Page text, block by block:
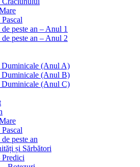
peste an – Anul 1
peste an – Anul 2
Duminicale (Anul A)
Duminicale (Anul B)
Duminicale (Anul C)
peste an
și Sărbători
Predici